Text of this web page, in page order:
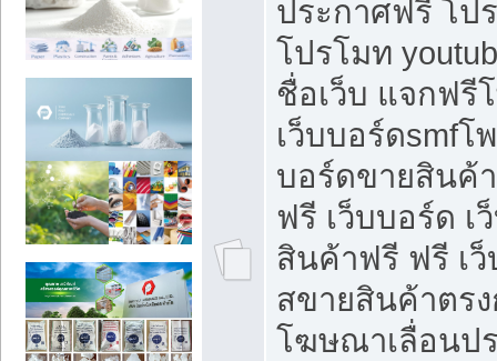
ประกาศฟรี โป
โปรโมท
ชื่อเว็บ แจกฟรี
เว็บบอร์ดsmfโ
บอร์ดขายสินค้
ฟรี เว็บบอร์ด เ
สินค้าฟรี ฟรี เ
สขายสินค้าตร
โฆษณาเลื่อนป